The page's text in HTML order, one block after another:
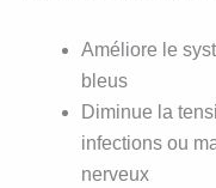
Améliore le
bleus
Diminue la
infections ou
nerveux